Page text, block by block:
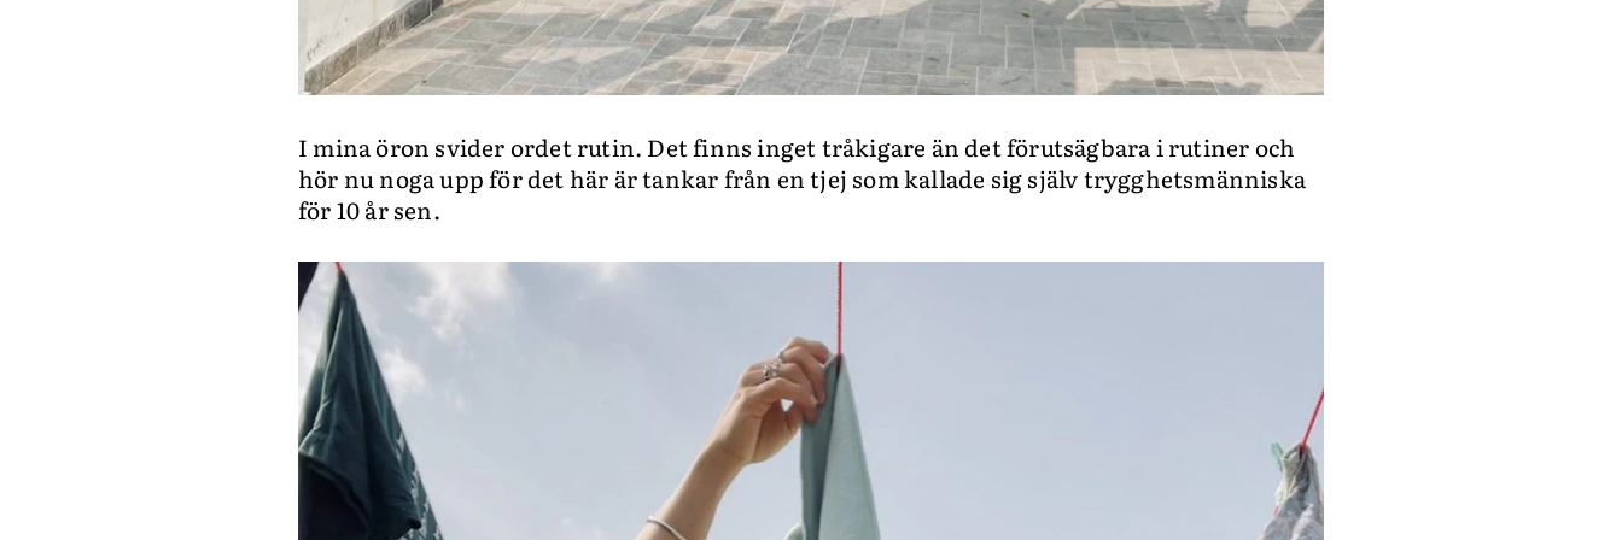
I mina öron svider ordet rutin. Det finns inget tråkigare än det förutsägbara i rutiner och
hör nu noga upp för det här är tankar från en tjej som kallade sig själv trygghetsmänniska
för 10 år sen.